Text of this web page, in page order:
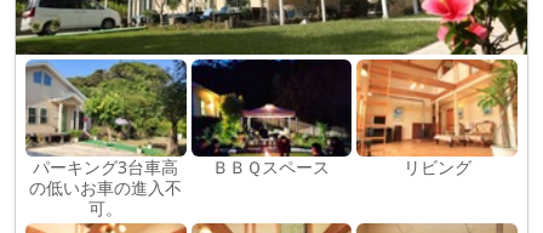
パーキング3台車高
の低いお車の進入不
可。
ＢＢＱスペース リビング